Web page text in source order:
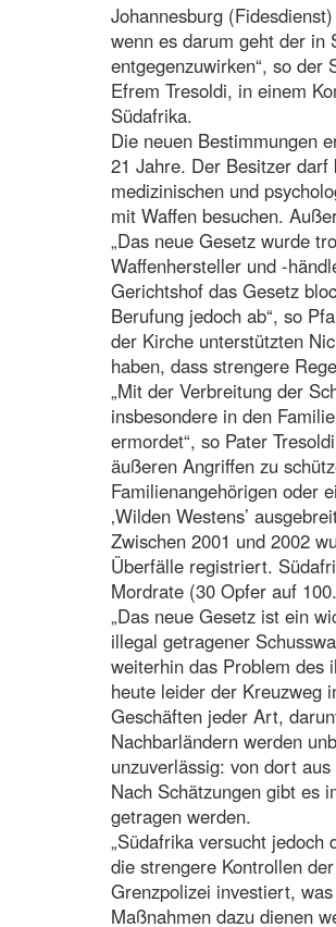
Johannesburg
wenn es darum geht der in
entgegenzuwirken“, so der
Efrem Tresoldi, in einem
Südafrika.
Die neuen Bestimmungen
21 Jahre. Der Besitzer darf
medizinischen und
mit Waffen besuchen.
„Das neue Gesetz wurde
Waffenhersteller und -
Gerichtshof das Gesetz
Berufung jedoch ab“, so
der Kirche unterstützten
haben, dass strengere
„Mit der Verbreitung der
insbesondere in den
ermordet“, so Pater
äußeren Angriffen zu
Familienangehörigen oder
‚Wilden Westens’
Zwischen 2001 und 2002
Überfälle registriert.
Mordrate (30 Opfer auf
„Das neue Gesetz ist ein
illegal getragener
weiterhin das Problem des
heute leider der Kreuzweg
Geschäften jeder Art,
Nachbarländern werden
unzuverlässig: von dort
Nach Schätzungen gibt es
getragen werden.
„Südafrika versucht
die strengere Kontrollen
Grenzpolizei investiert,
Maßnahmen dazu dienen